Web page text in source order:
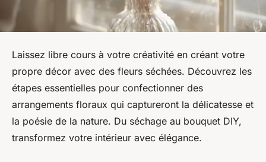
Laissez libre cours à votre créativité en créant votre
propre décor avec des fleurs séchées. Découvrez les
étapes essentielles pour confectionner des
arrangements floraux qui captureront la délicatesse et
la poésie de la nature. Du séchage au bouquet DIY,
transformez votre intérieur avec élégance.